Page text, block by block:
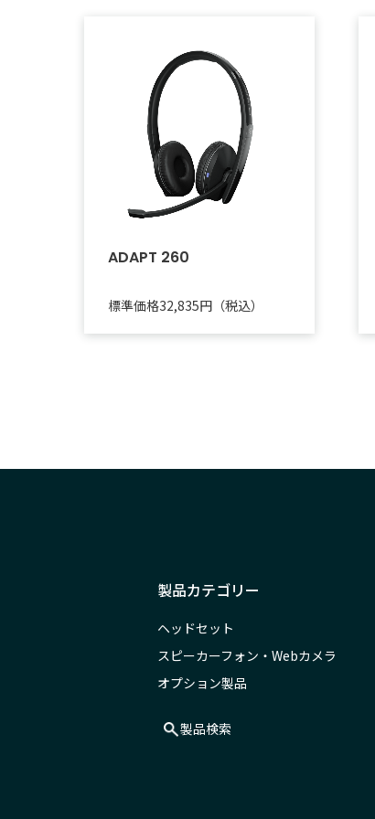
ADAPT 260
標準価格32,835円（税込）
製品カテゴリー
ヘッドセット
スピーカーフォン・Webカメラ
オプション製品
製品検索